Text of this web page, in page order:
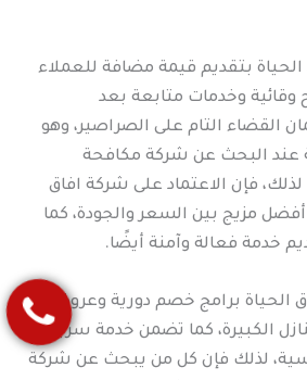
بتقديم قيمة مضافة للعملاء
وقائية وخدمات متابعة بعد
القضاء التام على الصراصير، وهو
عند البحث عن شركة مكافحة
فإن الاعتماد على شركة افاق
أفضل مزيج بين السعر والجودة، كما
خدمة فعالة وآمنة أيضًا.
الحياة برامج خصم دورية وعروض
الكبيرة، كما تضمن خدمة سريعة
لذلك فإن كل من يبحث عن شركة